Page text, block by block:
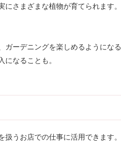
さまざまな植物が育てられます。
ーデニングを楽しめるようになる
なることも。
うお店での仕事に活用できます。